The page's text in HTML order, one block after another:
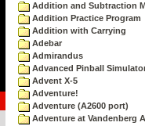
Addition and Subtraction
Addition Practice Program
Addition with Carrying
Adebar
Admirandus
Advanced Pinball
Advent X-5
Adventure!
Adventure (A2600 port)
Adventure at Vandenberg